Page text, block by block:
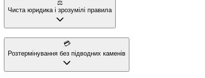
⚖️
Чиста юридика і зрозумілі правила
💳
Розтермінування без підводних каменів